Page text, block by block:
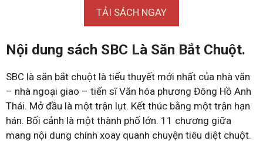
TẢI SÁCH NGAY
Nội dung sách SBC Là Săn Bắt Chuột.
SBC là săn bắt chuột là tiểu thuyết mới nhất của nhà văn
– nhà ngoại giao – tiến sĩ Văn hóa phương Đông Hồ Anh
Thái. Mở đầu là một trận lụt. Kết thúc bằng một trận hạn
hán. Bối cảnh là một thành phố lớn. 11 chương giữa
mang nội dung chính xoay quanh chuyện tiêu diệt chuột.